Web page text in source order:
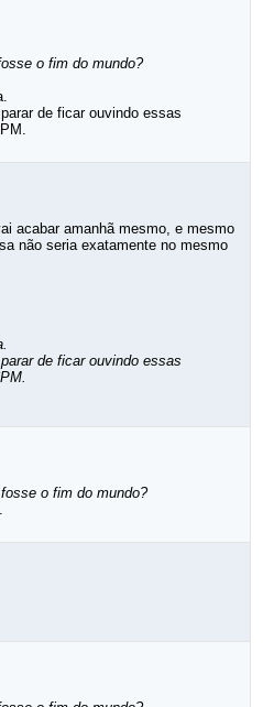
o fim do mundo?
de ficar ouvindo essas
acabar amanhã mesmo, e mesmo
não seria exatamente no mesmo
de ficar ouvindo essas
o fim do mundo?